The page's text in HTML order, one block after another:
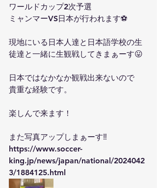
ワールドカップ2次予選
ミャンマーVS日本が行われます⚽️
現地にいる日本人達と日本語学校の生
徒達と一緒に生観戦してきまぁーす😛
日本ではなかなか観戦出来ないので
貴重な経験です。
楽しんで来ます！
また写真アップしまぁーす‼️
https://www.soccer-
king.jp/news/japan/national/2024042
3/1884125.html